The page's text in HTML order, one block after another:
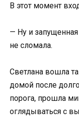
В этот момент
— Ну и запущенная
не сломала.
Светлана вошла
домой после
порога, прошла
оглядываться с